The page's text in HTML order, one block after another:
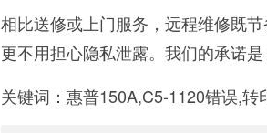
相比送修或上门服务，远程维修既
更不用担心隐私泄露。我们的承诺
关键词：惠普150A,C5-1120错误,